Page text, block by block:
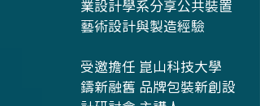
業設計學系分享公共裝置
藝術設計與製造經驗
受邀擔任 崑山科技大學
鑄新融舊 品牌包裝新創設